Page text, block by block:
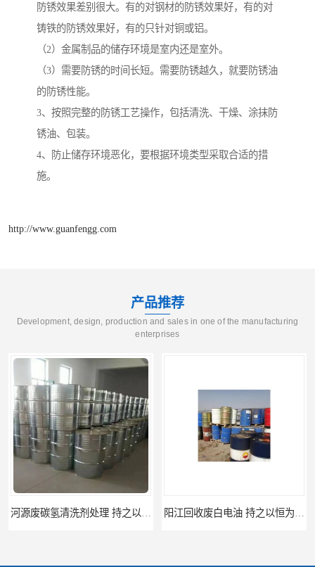
防锈效果差别很大。有的对钢材的防锈效果好，有的对
铸铁的防锈效果好，有的只针对铜或铝。
（2）金属制品的储存环境是室内还是室外。
（3）需要防锈的时间长短。需要防锈越久，就要防锈油
的防锈性能。
3、按照完整的防锈工艺操作，包括清洗、干燥、涂抹防
锈油、包装。
4、防止储存环境恶化，要根据环境类型采取合适的措
施。
http://www.guanfengg.com
产品推荐
Development, design, production and sales in one of the manufacturing
enterprises